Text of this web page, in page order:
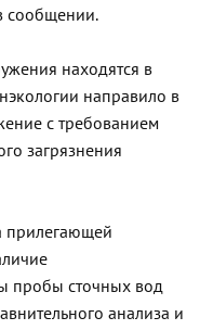
сообщении.
находятся в
направило в
с требованием
загрязнения
прилегающей
пробы сточных вод
анализа и